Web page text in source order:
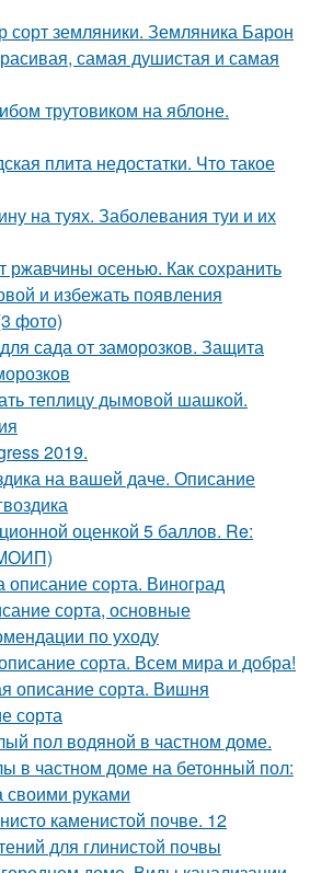
земляники. Земляника Барон
самая душистая и самая
трутовиком на яблоне.
плита недостатки. Что такое
на туях. Заболевания туи и их
ржавчины осенью. Как сохранить
и избежать появления
фото)
сада от заморозков. Защита
теплицу дымовой шашкой.
2019.
на вашей даче. Описание
оценкой 5 баллов. Re:
сорта. Виноград
сорта, основные
по уходу
сорта. Всем мира и добра!
описание сорта. Вишня
сорта
пол водяной в частном доме.
в частном доме на бетонный пол:
своими руками
каменистой почве. 12
для глинистой почвы